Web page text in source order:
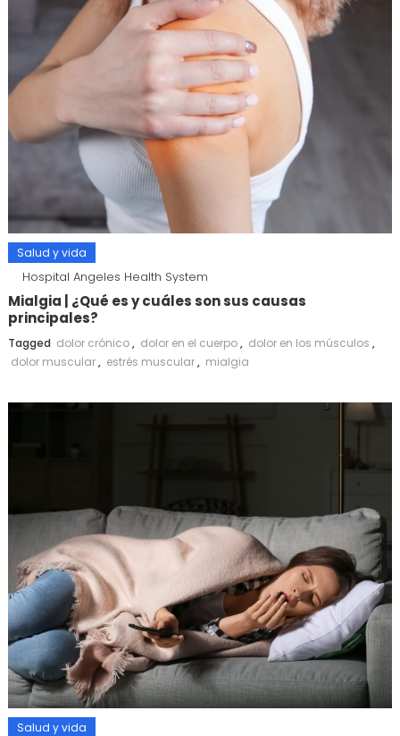
Salud y vida
Hospital Angeles Health System
Mialgia | ¿Qué es y cuáles son sus causas
principales?
Tagged dolor crónico, dolor en el cuerpo, dolor en los músculos ,
dolor muscular, estrés muscular, mialgia
Salud y vida